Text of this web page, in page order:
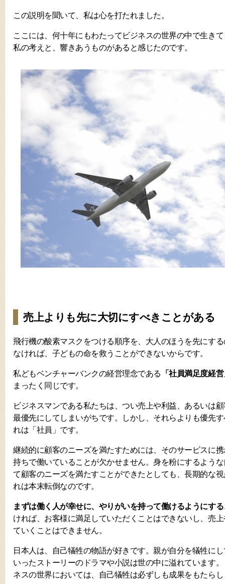
この説明を聞いて、私は心を打たれました。
ここには、何十年にもわたってビジネスの世界の中で生き
私の考えと、響きあうものがあると感じたのです。
売上よりも先に大切にすべきことがある
飛行機の酸素マスクをつける順序を、大人のほうを先にす
なければ、子どもの命を救うことができないからです。
私どもベンチャーバンクの経営理念である
「社員満足度経
まったく同じです。
ビジネスマンである私たちは、つい売上や利益、あるいは
最優先にしてしまいがちです。しかし、それらよりも優先
れは「社員」です。
継続的に顧客のニーズを満たすためには、そのサービスに
持ちで働いていることが欠かせません。身を粉にするよう
て顧客のニーズを満たすことができたとしても、長期的な
れは本末転倒なのです。
まずは働く人が幸せに、やりがいを持って働けるようにする
ければ、お客様に満足していただくことはできないし、売
ていくことはできません。
日本人は、自己犠牲の物語が好きです。親が自分を犠牲に
いったストーリーのドラマや小説は世の中に溢れています
ネスの世界においては、自己犠牲は必ずしも成果をもたら